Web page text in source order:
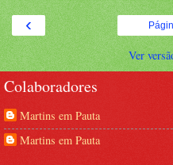
‹
Ver
Colaboradores
Martins em Pauta
Martins em Pauta